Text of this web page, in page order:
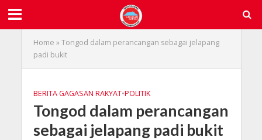
Home »Tongod dalam perancangan sebagai jelapang
padi bukit
BERITA GAGASAN RAKYAT•POLITIK
Tongod dalam perancangan
sebagai jelapang padi bukit